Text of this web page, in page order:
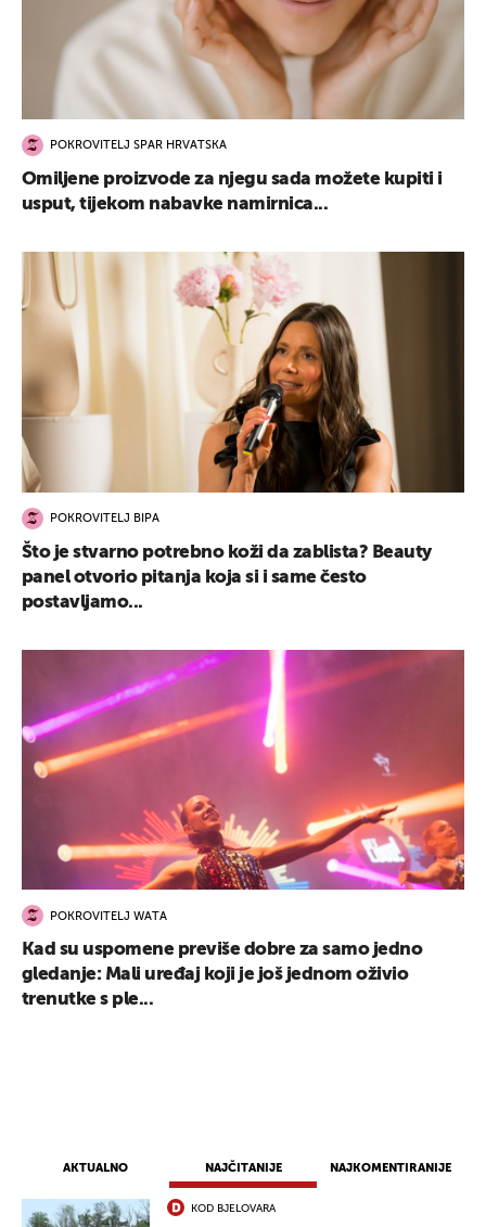
AKTUALNO NAJČITANIJE NAJKOMENTIRANIJE
KOD BJELOVARA
POKROVITELJ SPAR HRVATSKA
Omiljene proizvode za njegu sada možete kupiti i
usput, tijekom nabavke namirnica...
POKROVITELJ BIPA
Što je stvarno potrebno koži da zablista? Beauty
panel otvorio pitanja koja si i same često
postavljamo...
POKROVITELJ WATA
Kad su uspomene previše dobre za samo jedno
gledanje: Mali uređaj koji je još jednom oživio
trenutke s ple...